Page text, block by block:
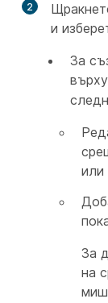
2
и
За
върху
или
За
на